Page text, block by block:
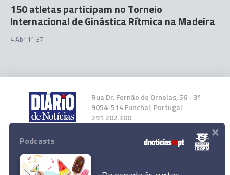
150 atletas participam no Torneio
Internacional de Ginástica Rítmica na Madeira
4 Abr 11:37
Rua Dr. Fernão de Ornelas, 56 - 3º
9054-514 Funchal, Portugal
291 202 300
Instale a nossa App
Podcasts ×